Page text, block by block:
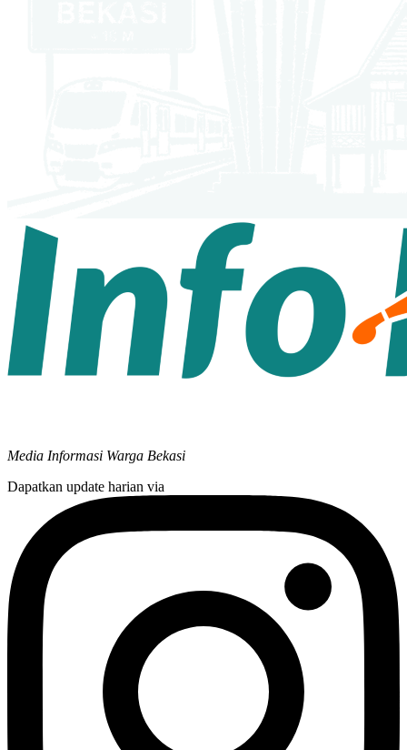
Media Informasi Warga Bekasi
Dapatkan update harian via